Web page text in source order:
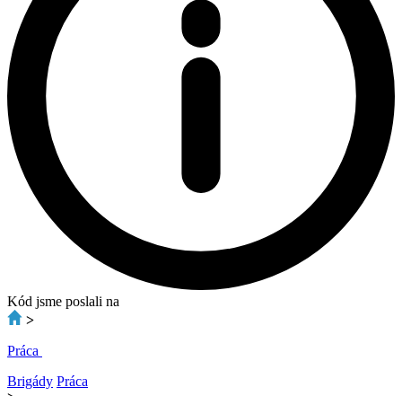
Kód jsme poslali na
>
Práca
Brigády Práca